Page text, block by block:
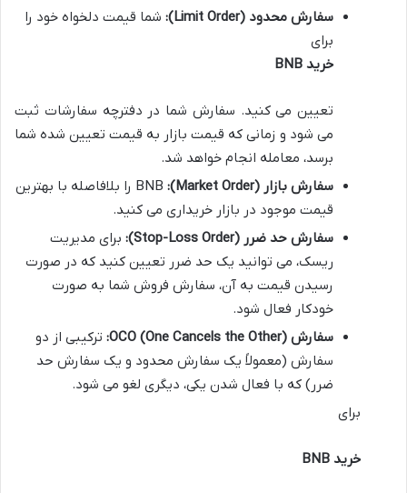
سفارش محدود (Limit Order):
شما قیمت دلخواه خود را
برای
خرید BNB
تعیین می کنید. سفارش شما در دفترچه سفارشات ثبت
می شود و زمانی که قیمت بازار به قیمت تعیین شده شما
برسد، معامله انجام خواهد شد.
سفارش بازار (Market Order):
BNB را بلافاصله با بهترین
قیمت موجود در بازار خریداری می کنید.
سفارش حد ضرر (Stop-Loss Order):
برای مدیریت
ریسک، می توانید یک حد ضرر تعیین کنید که در صورت
رسیدن قیمت به آن، سفارش فروش شما به صورت
خودکار فعال شود.
سفارش OCO (One Cancels the Other):
ترکیبی از دو
سفارش (معمولاً یک سفارش محدود و یک سفارش حد
ضرر) که با فعال شدن یکی، دیگری لغو می شود.
برای
خرید BNB